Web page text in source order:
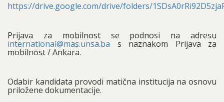
https://drive.google.com/drive/folders/
Prijava za mobilnost se podnosi na adresu
international@mas.unsa.ba s naznakom Prijava za
mobilnost / Ankara.
Odabir kandidata provodi matična institucija na osnovu
priložene dokumentacije.